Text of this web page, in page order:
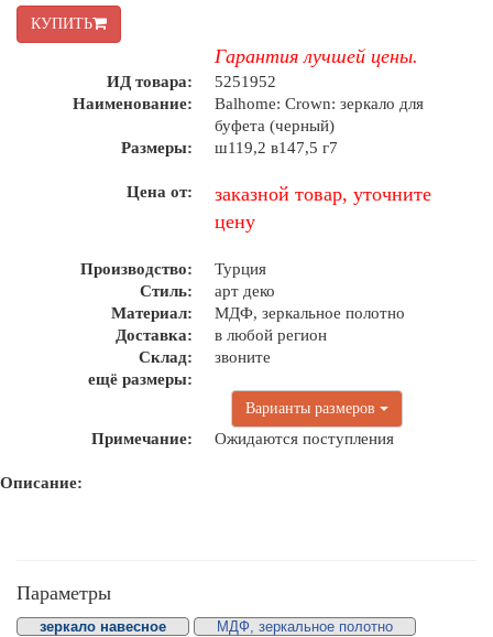
КУПИТЬ
Гарантия лучшей цены.
ИД товара:
5251952
Наименование:
Balhome: Crown: зеркало для
буфета (черный)
Размеры:
ш119,2 в147,5 г7
Цена от:
заказной товар, уточните
цену
Производство:
Турция
Стиль:
арт деко
Материал:
МДФ, зеркальное полотно
Доставка:
в любой регион
Склад:
звоните
ещё размеры:
Варианты размеров
Примечание: Ожидаются поступления
Описание:
Параметры
зеркало навесное МДФ, зеркальное полотно